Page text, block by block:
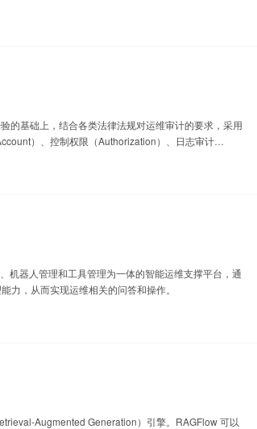
的基础上，结合各类法律法规对运维审计的要求，采用
）、控制权限（Authorization）、日志审计
机器人管理和工具管理为一体的智能运维支撑平台，通
力，从而实现运维相关的问答和操作。
Augmented Generation）引擎。RAGFlow 可以